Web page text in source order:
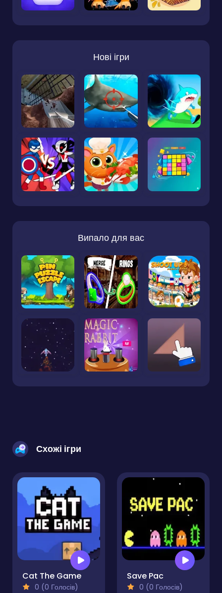
Нові ігри
Випало для вас
Схожі ігри
Cat The Game
0 (0 Голосів)
Save Pac
0 (0 Голосів)